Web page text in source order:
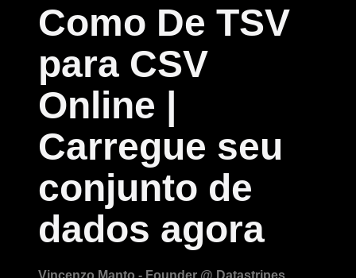
Como De TSV
para CSV
Online |
Carregue seu
conjunto de
dados agora